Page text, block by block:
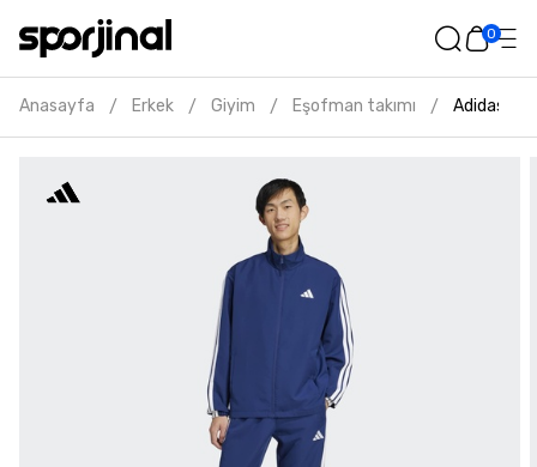
0
Anasayfa / Erkek / Giyim / Eşofman takımı / Adidas